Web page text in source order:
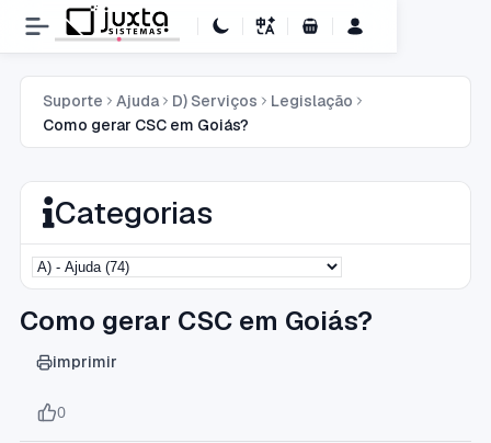
Carrinho de Compras
Suporte Ajuda D) Serviços
Legislação
Como gerar CSC em Goiás?
Categorias
Como gerar CSC em Goiás?
imprimir
0